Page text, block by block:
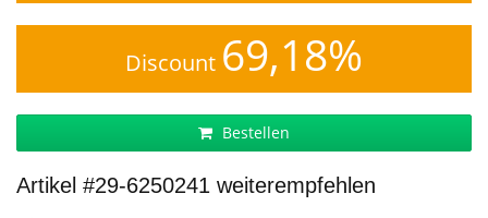
Discount 69,18%
Bestellen
Artikel #29-6250241 weiterempfehlen